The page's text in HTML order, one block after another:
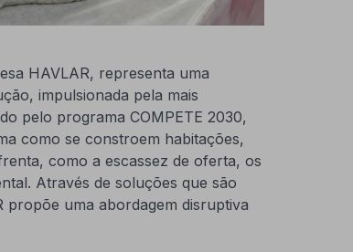
HAVLAR, representa uma
impulsionada pela mais
pelo programa COMPETE 2030,
como se constroem habitações,
como a escassez de oferta, os
Através de soluções que são
propõe uma abordagem disruptiva